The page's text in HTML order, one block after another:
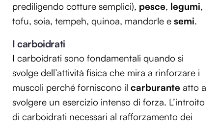
prediligendo cotture semplici), pesce, legumi,
tofu, soia, tempeh, quinoa, mandorle e semi.
I carboidrati
I carboidrati sono fondamentali quando si
svolge dell’attività fisica che mira a rinforzare i
muscoli perché forniscono il carburante atto a
svolgere un esercizio intenso di forza. L’introito
di carboidrati necessari al rafforzamento dei